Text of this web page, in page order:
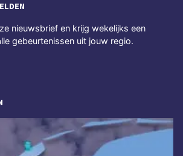
nieuwsbrief en krijg wekelijks een
gebeurtenissen uit jouw regio.